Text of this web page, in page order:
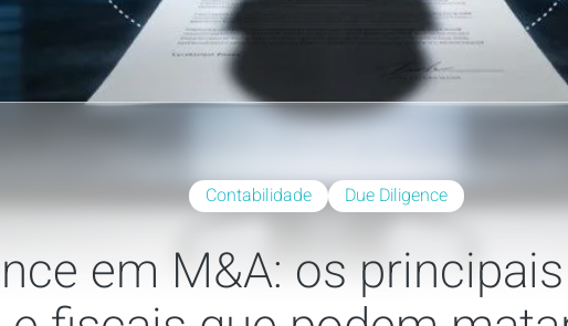
Contabilidade Due Diligence
em M&A: os